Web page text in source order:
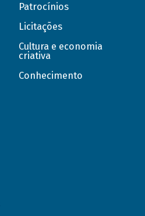
Patrocínios
Licitações
Cultura e economia
criativa
Conhecimento